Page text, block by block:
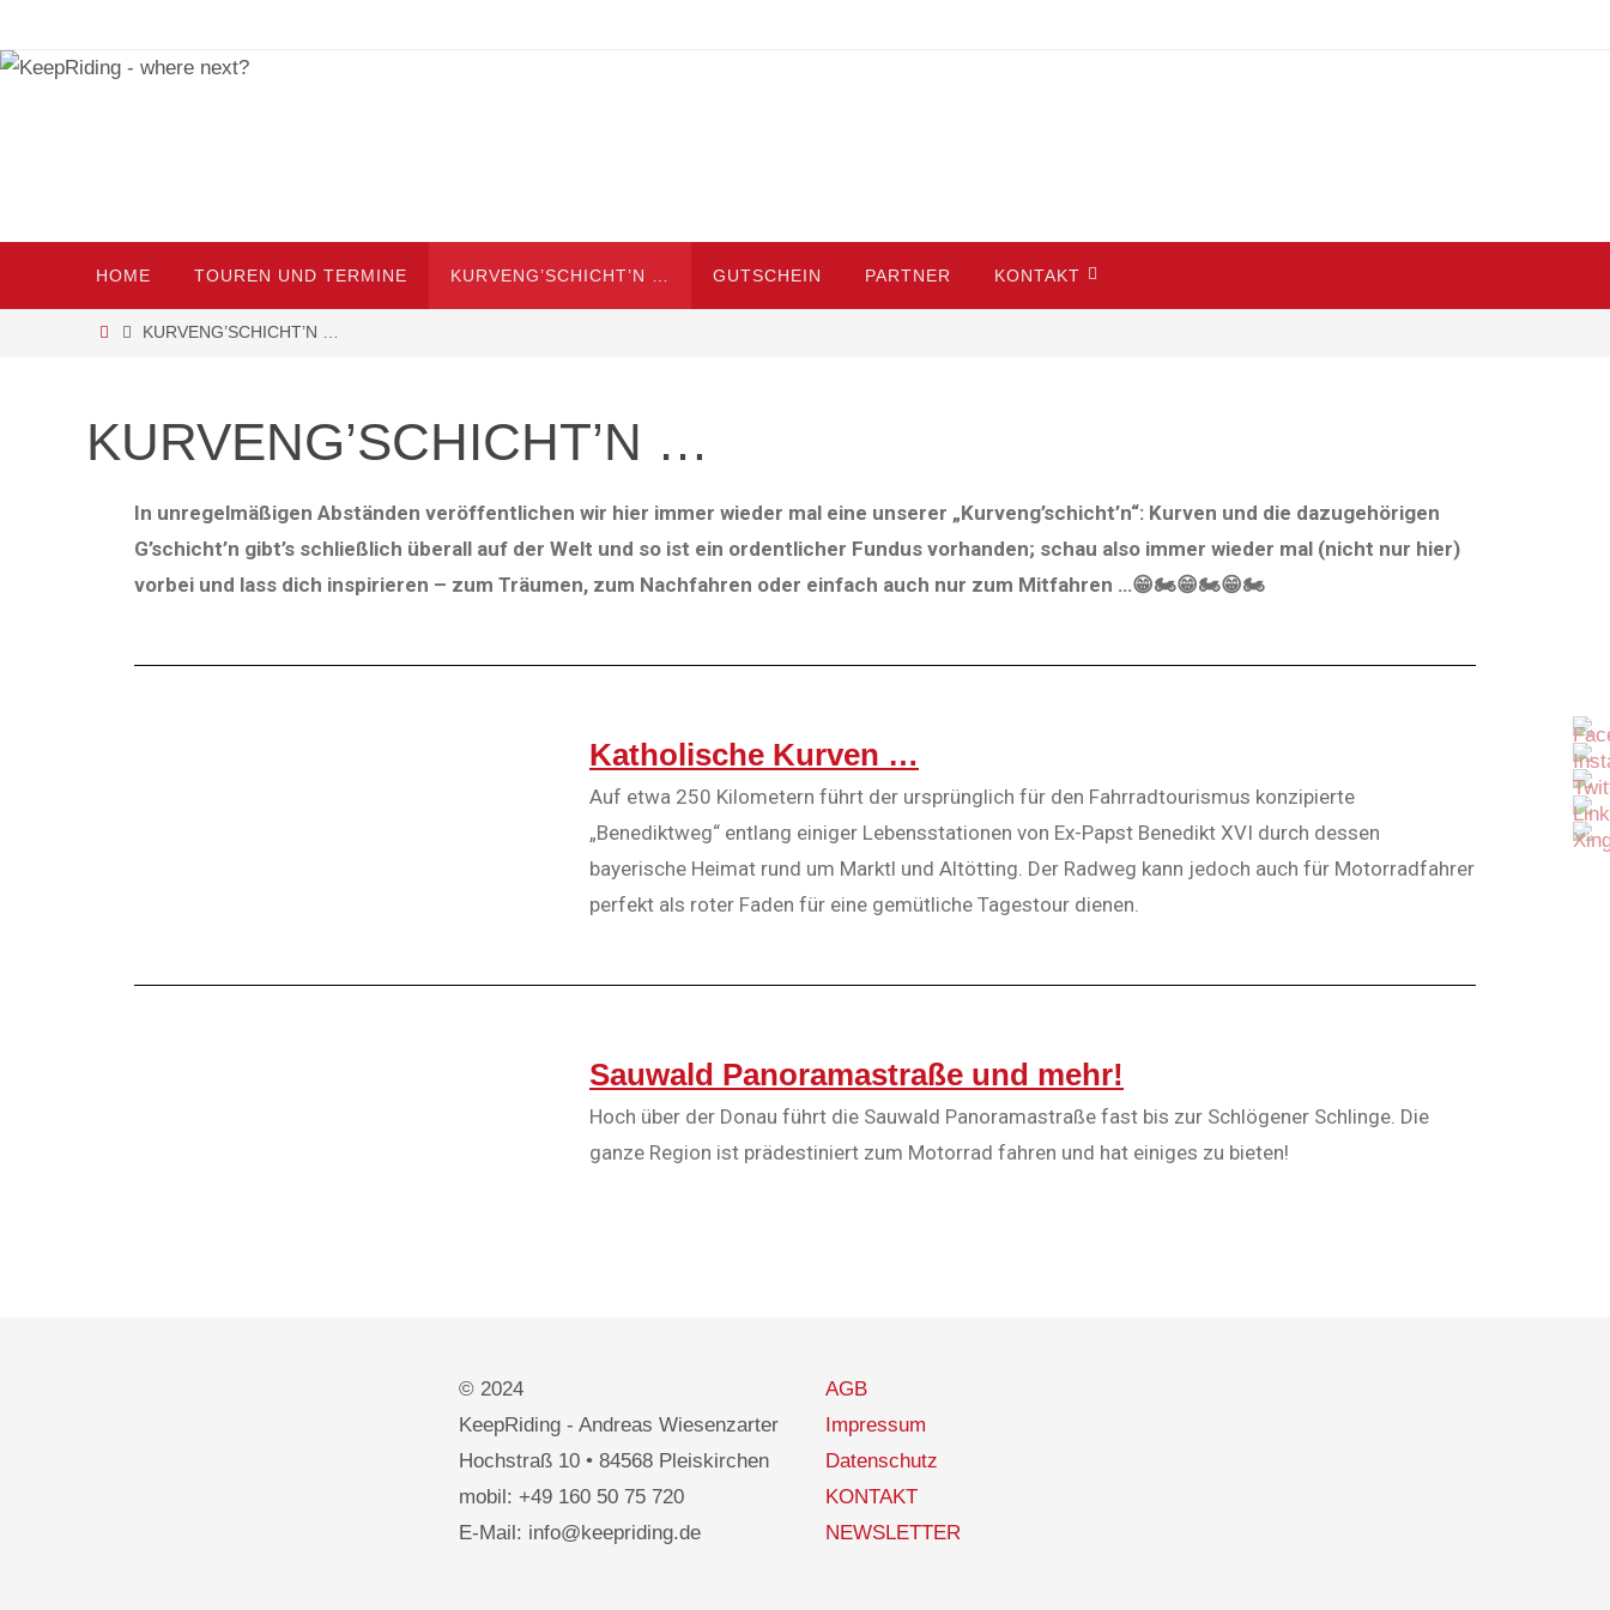
HOME TOUREN UND TERMINE KURVENG’SCHICHT’N … GUTSCHEIN PARTNER KONTAKT
KURVENG’SCHICHT’N …
KURVENG’SCHICHT’N …
In unregelmäßigen Abständen veröffentlichen wir hier immer wieder mal eine unserer „Kurveng’schicht’n“: Kurven und die dazugehörigen
G’schicht’n gibt’s schließlich überall auf der Welt und so ist ein ordentlicher Fundus vorhanden; schau also immer wieder mal (nicht nur hier)
vorbei und lass dich inspirieren – zum Träumen, zum Nachfahren oder einfach auch nur zum Mitfahren …😁🏍😁🏍😁🏍
Katholische Kurven …
Auf etwa 250 Kilometern führt der ursprünglich für den Fahrradtourismus konzipierte
„Benediktweg“ entlang einiger Lebensstationen von Ex-Papst Benedikt XVI durch dessen
bayerische Heimat rund um Marktl und Altötting. Der Radweg kann jedoch auch für Motorradfahrer
perfekt als roter Faden für eine gemütliche Tagestour dienen.
Sauwald Panoramastraße und mehr!
Hoch über der Donau führt die Sauwald Panoramastraße fast bis zur Schlögener Schlinge. Die
ganze Region ist prädestiniert zum Motorrad fahren und hat einiges zu bieten!
© 2024
KeepRiding - Andreas Wiesenzarter
Hochstraß 10 • 84568 Pleiskirchen
mobil: +49 160 50 75 720
E-Mail: info@keepriding.de
AGB
Impressum
Datenschutz
KONTAKT
NEWSLETTER